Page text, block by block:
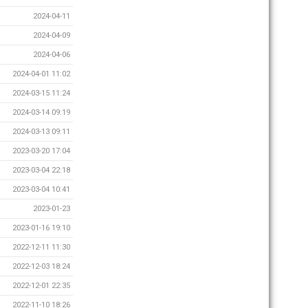
2024-04-11
2024-04-09
2024-04-06
2024-04-01 11:02
2024-03-15 11:24
2024-03-14 09:19
2024-03-13 09:11
2023-03-20 17:04
2023-03-04 22:18
2023-03-04 10:41
2023-01-23
2023-01-16 19:10
2022-12-11 11:30
2022-12-03 18:24
2022-12-01 22:35
2022-11-10 18:26